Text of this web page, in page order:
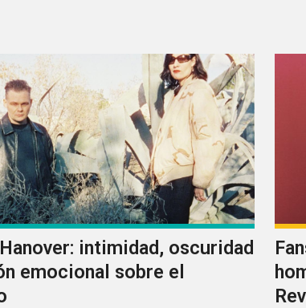
intimidad, oscuridad
emocional sobre el